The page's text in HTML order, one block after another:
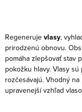
Regeneruje vlasy,
prirodzenú obnovu.
pomáha zlepšovať stav
pokožku hlavy. Vlasy
rozčesávajú. Vhodný
upravenejší vzhľad